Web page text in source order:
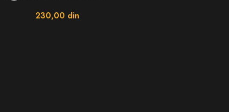
230,00 din